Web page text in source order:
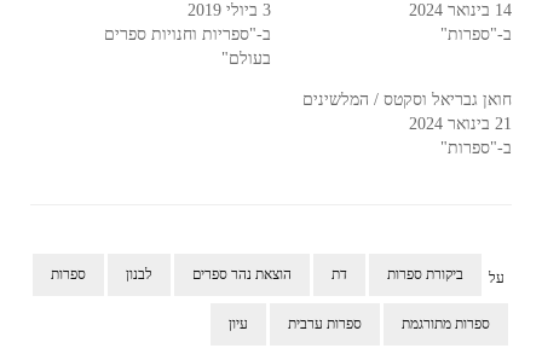
14 בינואר 2024
ב-"ספרות"
3 ביולי 2019
ב-"ספריות וחנויות ספרים
בעולם"
חואן גבריאל וסקטס / המלשינים
21 בינואר 2024
ב-"ספרות"
על ביקורת ספרות דת הוצאת נהר ספרים לבנון ספרות
ספרות מתורגמת ספרות ערבית עיון